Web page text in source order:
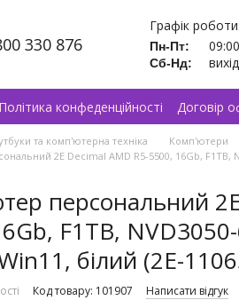
330 876
Графік роботи:
Пн-Пт:
Сб-Нд:
Політика конфеденційності
Договір
та комп'ютерна техніка Комп'ютери
2E Decimal AMD R5-5500, 16Gb, F1TB,
персональний
F1TB,
білий (2E-
Код товару: 101907 Написати відгук